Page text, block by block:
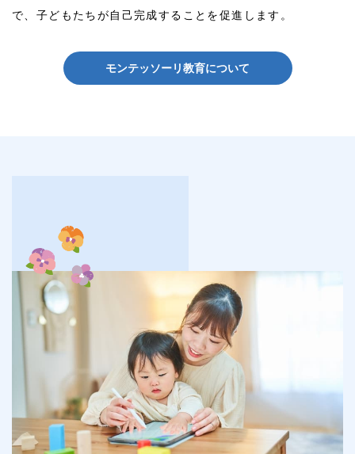
で、子どもたちが自己完成することを促進します。
モンテッソーリ教育について